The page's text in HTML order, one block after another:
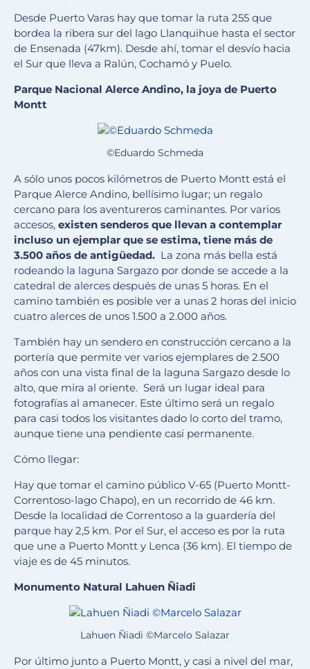
Desde Puerto Varas hay que tomar la ruta 255 que
bordea la ribera sur del lago Llanquihue hasta el sector
de Ensenada (47km). Desde ahí, tomar el desvío hacia
el Sur que lleva a Ralún, Cochamó y Puelo.
Parque Nacional Alerce Andino, la joya de Puerto
Montt
©Eduardo Schmeda
A sólo unos pocos kilómetros de Puerto Montt está el
Parque Alerce Andino, bellísimo lugar; un regalo
cercano para los aventureros caminantes. Por varios
accesos, existen senderos que llevan a contemplar
incluso un ejemplar que se estima, tiene más de
3.500 años de antigüedad. La zona más bella está
rodeando la laguna Sargazo por donde se accede a la
catedral de alerces después de unas 5 horas. En el
camino también es posible ver a unas 2 horas del inicio
cuatro alerces de unos 1.500 a 2.000 años.
También hay un sendero en construcción cercano a la
portería que permite ver varios ejemplares de 2.500
años con una vista final de la laguna Sargazo desde lo
alto, que mira al oriente. Será un lugar ideal para
fotografías al amanecer. Este último será un regalo
para casi todos los visitantes dado lo corto del tramo,
aunque tiene una pendiente casi permanente.
Cómo llegar:
Hay que tomar el camino público V-65 (Puerto Montt-
Correntoso-lago Chapo), en un recorrido de 46 km.
Desde la localidad de Correntoso a la guardería del
parque hay 2,5 km. Por el Sur, el acceso es por la ruta
que une a Puerto Montt y Lenca (36 km). El tiempo de
viaje es de 45 minutos.
Monumento Natural Lahuen Ñiadi
Lahuen Ñiadi ©Marcelo Salazar
Por último junto a Puerto Montt, y casi a nivel del mar,